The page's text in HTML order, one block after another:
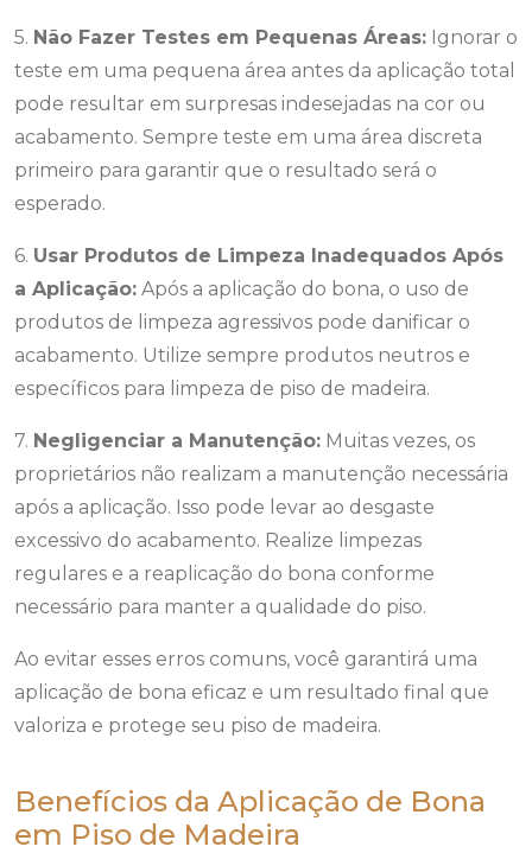
5. Não Fazer Testes em Pequenas Áreas: Ignorar o
teste em uma pequena área antes da aplicação total
pode resultar em surpresas indesejadas na cor ou
acabamento. Sempre teste em uma área discreta
primeiro para garantir que o resultado será o
esperado.
6. Usar Produtos de Limpeza Inadequados Após
a Aplicação: Após a aplicação do bona, o uso de
produtos de limpeza agressivos pode danificar o
acabamento. Utilize sempre produtos neutros e
específicos para limpeza de piso de madeira.
7. Negligenciar a Manutenção: Muitas vezes, os
proprietários não realizam a manutenção necessária
após a aplicação. Isso pode levar ao desgaste
excessivo do acabamento. Realize limpezas
regulares e a reaplicação do bona conforme
necessário para manter a qualidade do piso.
Ao evitar esses erros comuns, você garantirá uma
aplicação de bona eficaz e um resultado final que
valoriza e protege seu piso de madeira.
Benefícios da Aplicação de Bona
em Piso de Madeira